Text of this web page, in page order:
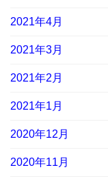
2021年4月
2021年3月
2021年2月
2021年1月
2020年12月
2020年11月